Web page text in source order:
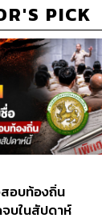
PICK
อบท้องถิ่น
บในสัปดาห์